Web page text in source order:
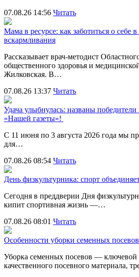
07.08.26 14:56 Читать
Мама в ресурсе: как заботиться о себе
вскармливания
Рассказывает врач-методист
общественного здоровья и
Жилковская. В…
07.08.26 13:37 Читать
Удача улыбнулась: названы
«Нашей газеты»!
С 11 июня по 3 августа 2026 года мы
для…
07.08.26 08:54 Читать
День физкультурника: спорт
Сегодня в преддверии Дня
кипит спортивная жизнь —…
07.08.26 08:01 Читать
Особенности уборки семенных посевов
Уборка семенных посевов — ключевой
качественного посевного материала,